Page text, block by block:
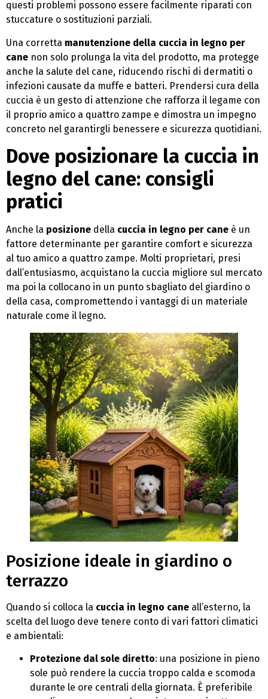
questi problemi possono essere facilmente riparati con
stuccature o sostituzioni parziali.
Una corretta manutenzione della cuccia in legno per
cane non solo prolunga la vita del prodotto, ma protegge
anche la salute del cane, riducendo rischi di dermatiti o
infezioni causate da muffe e batteri. Prendersi cura della
cuccia è un gesto di attenzione che rafforza il legame con
il proprio amico a quattro zampe e dimostra un impegno
concreto nel garantirgli benessere e sicurezza quotidiani.
Dove posizionare la cuccia in
legno del cane: consigli
pratici
Anche la posizione della cuccia in legno per cane è un
fattore determinante per garantire comfort e sicurezza
al tuo amico a quattro zampe. Molti proprietari, presi
dall’entusiasmo, acquistano la cuccia migliore sul mercato
ma poi la collocano in un punto sbagliato del giardino o
della casa, compromettendo i vantaggi di un materiale
naturale come il legno.
Posizione ideale in giardino o
terrazzo
Quando si colloca la cuccia in legno cane all’esterno, la
scelta del luogo deve tenere conto di vari fattori climatici
e ambientali:
Protezione dal sole diretto: una posizione in pieno
sole può rendere la cuccia troppo calda e scomoda
durante le ore centrali della giornata. È preferibile